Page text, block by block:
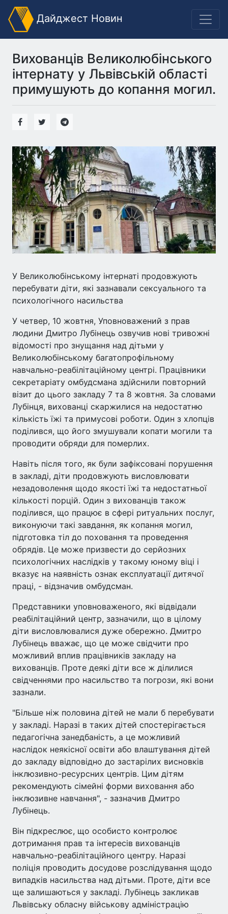
Дайджест Новин
Вихованців Великолюбінського
інтернату у Львівській області
примушують до копання могил.
У Великолюбінському інтернаті продовжують
перебувати діти, які зазнавали сексуального та
психологічного насильства
У четвер, 10 жовтня, Уповноважений з прав
людини Дмитро Лубінець озвучив нові тривожні
відомості про знущання над дітьми у
Великолюбінському багатопрофільному
навчально-реабілітаційному центрі. Працівники
секретаріату омбудсмана здійснили повторний
візит до цього закладу 7 та 8 жовтня. За словами
Лубінця, вихованці скаржилися на недостатню
кількість їжі та примусові роботи. Один з хлопців
поділився, що його змушували копати могили та
проводити обряди для померлих.
Навіть після того, як були зафіксовані порушення
в закладі, діти продовжують висловлювати
незадоволення щодо якості їжі та недостатньої
кількості порцій. Один з вихованців також
поділився, що працює в сфері ритуальних послуг,
виконуючи такі завдання, як копання могил,
підготовка тіл до поховання та проведення
обрядів. Це може призвести до серйозних
психологічних наслідків у такому юному віці і
вказує на наявність ознак експлуатації дитячої
праці, - відзначив омбудсман.
Представники уповноваженого, які відвідали
реабілітаційний центр, зазначили, що в цілому
діти висловлювалися дуже обережно. Дмитро
Лубінець вважає, що це може свідчити про
можливий вплив працівників закладу на
вихованців. Проте деякі діти все ж ділилися
свідченнями про насильство та погрози, які вони
зазнали.
"Більше ніж половина дітей не мали б перебувати
у закладі. Наразі в таких дітей спостерігається
педагогічна занедбаність, а це можливий
наслідок неякісної освіти або влаштування дітей
до закладу відповідно до застарілих висновків
інклюзивно-ресурсних центрів. Цим дітям
рекомендують сімейні форми виховання або
інклюзивне навчання", - зазначив Дмитро
Лубінець.
Він підкреслює, що особисто контролює
дотримання прав та інтересів вихованців
навчально-реабілітаційного центру. Наразі
поліція проводить досудове розслідування щодо
випадків насильства над дітьми. Проте, діти все
ще залишаються у закладі. Лубінець закликав
Львівську обласну військову адміністрацію